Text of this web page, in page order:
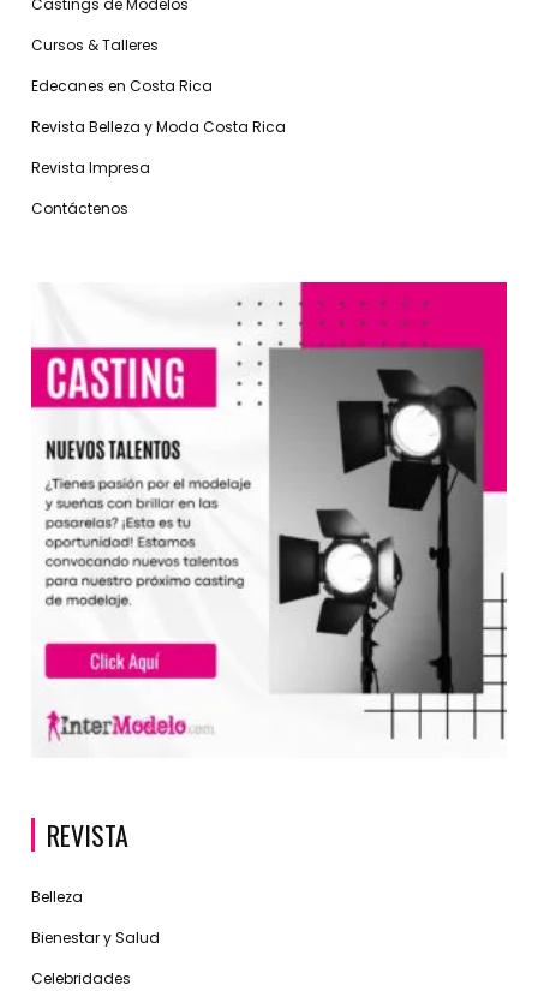
Castings de Modelos
Cursos & Talleres
Edecanes en Costa Rica
Revista Belleza y Moda Costa Rica
Revista Impresa
Contáctenos
REVISTA
Belleza
Bienestar y Salud
Celebridades